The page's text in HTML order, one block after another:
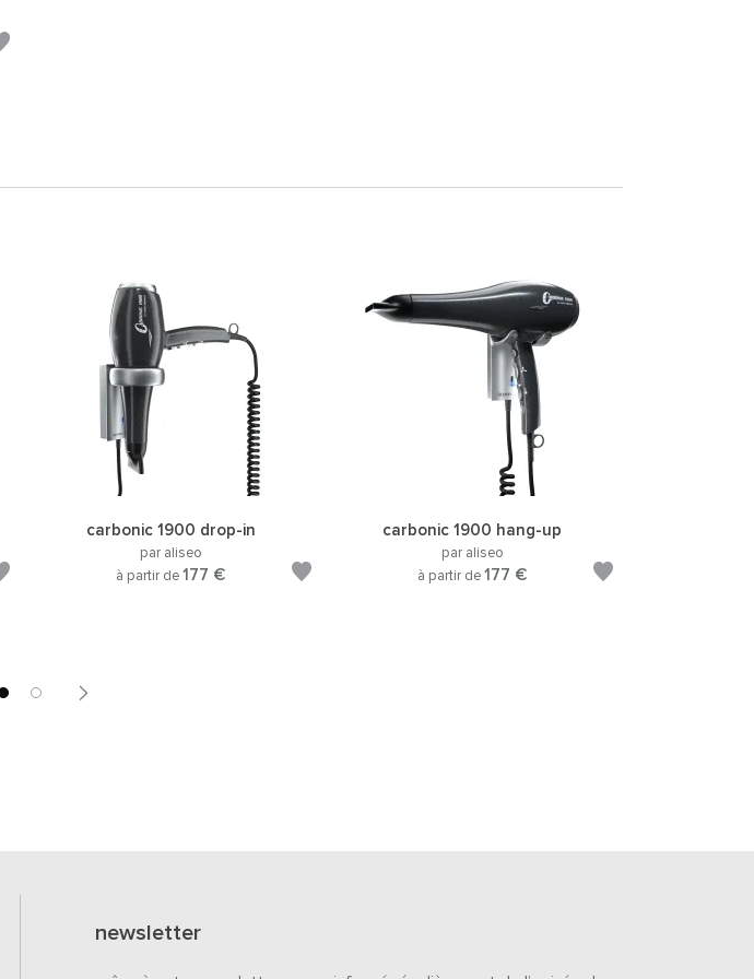
carbonic 1900 drop-in
par aliseo
à partir de 177 €
carbonic 1900 hang-up
par aliseo
à partir de 177 €
newsletter